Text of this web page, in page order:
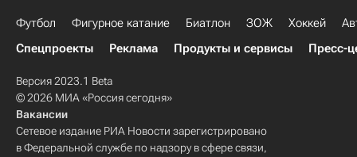
Футбол Фигурное катание Биатлон ЗОЖ Хоккей
Спецпроекты
Реклама Продукты и сервисы Пресс-
Версия 2023.1 Beta
© 2026 МИА «Россия сегодня»
Вакансии
Сетевое издание РИА Новости зарегистрировано
в Федеральной службе по надзору в сфере связи,